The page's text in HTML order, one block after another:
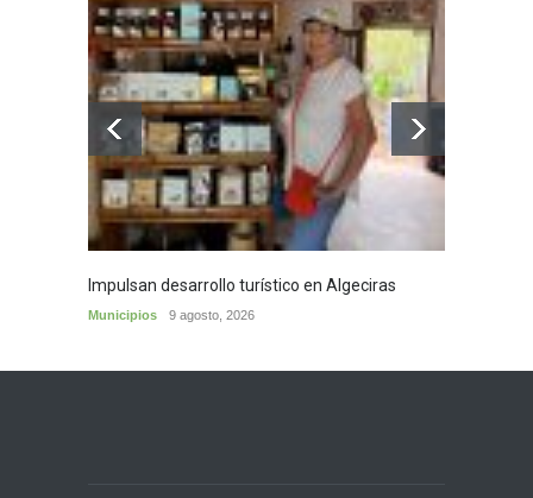
Impulsan desarrollo turístico en Algeciras
Municipios 9 agosto, 2026